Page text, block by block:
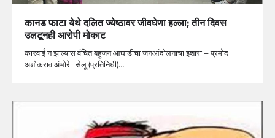
कानड फाटा येथे दलित ज्येष्ठावर जीवघेणा हल्ला; तीन दिवस
उलटूनही आरोपी मोकाट
कारवाई न झाल्यास वंचित बहुजन आघाडीचा जनआंदोलनाचा इशारा – प्रमोद
अशोकराव अंभोरे सेलू (प्रतिनिधी)…